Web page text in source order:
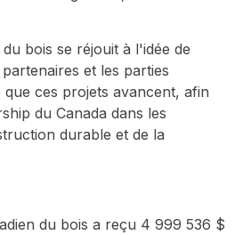
bois se réjouit à l'idée de
et les parties
ces projets avancent, afin
du Canada dans les
durable et de la
du bois a reçu 4 999 536 $